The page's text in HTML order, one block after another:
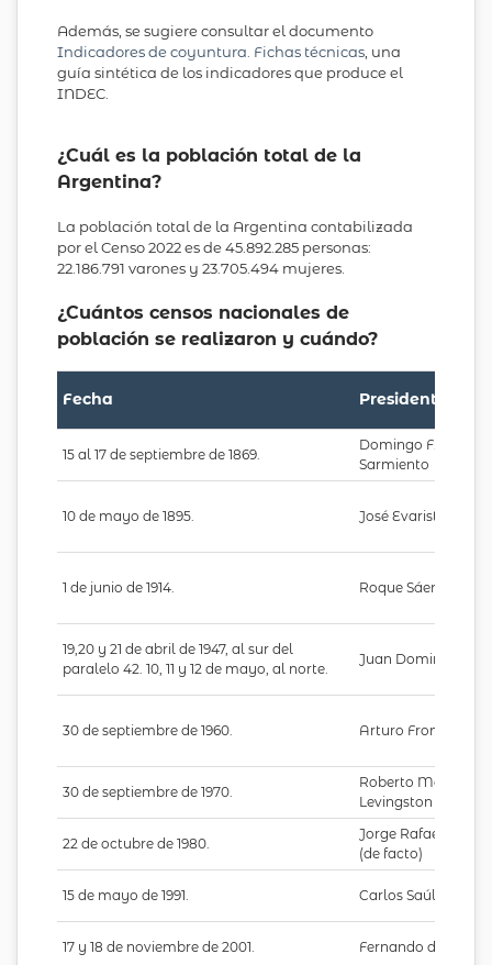
Además, se sugiere consultar el documento
Indicadores de coyuntura. Fichas técnicas , una
guía sintética de los indicadores que produce el
INDEC.
¿Cuál es la población total de la
Argentina?
La población total de la Argentina contabilizada
por el Censo 2022 es de 45.892.285 personas:
22.186.791 varones y 23.705.494 mujeres.
¿Cuántos censos nacionales de
población se realizaron y cuándo?
Fecha Presidente
15 al 17 de septiembre de 1869.
Domingo F.
Sarmiento
10 de mayo de 1895. José Evaristo
1 de junio de 1914. Roque Sáenz Peña
19,20 y 21 de abril de 1947, al sur del
paralelo 42. 10, 11 y 12 de mayo, al norte.
Juan Domingo
30 de septiembre de 1960. Arturo Frondizi
30 de septiembre de 1970.
Roberto Marcelo
Levingston (de
22 de octubre de 1980.
Jorge Rafael Videla
(de facto)
15 de mayo de 1991. Carlos Saúl
17 y 18 de noviembre de 2001. Fernando de la Rúa